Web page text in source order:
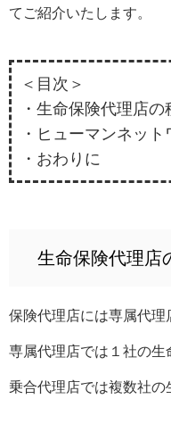
てご紹介いたします。
＜目次＞
・生命保険代理店
・ヒューマンネッ
・おわりに
生命保険代理店
保険代理店には専属代理
専属代理店では１社の生
乗合代理店では複数社の